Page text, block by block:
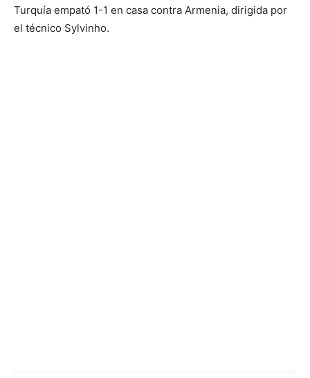
Turquía empató 1-1 en casa contra Armenia, dirigida por
el técnico Sylvinho.